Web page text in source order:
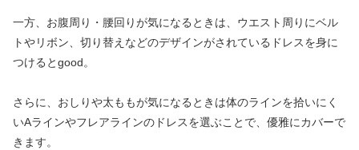
一方、お腹周り・腰回りが気になるときは、ウエスト周りにベル
トやリボン、切り替えなどのデザインがされているドレスを身に
つけるとgood。
さらに、おしりや太ももが気になるときは体のラインを拾いにく
いAラインやフレアラインのドレスを選ぶことで、優雅にカバーで
きます。